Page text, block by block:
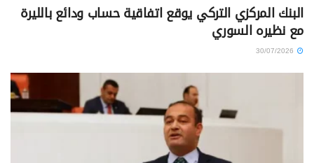
البنك المركزي التركي يوقع اتفاقية حساب ودائع بالليرة
مع نظيره السوري